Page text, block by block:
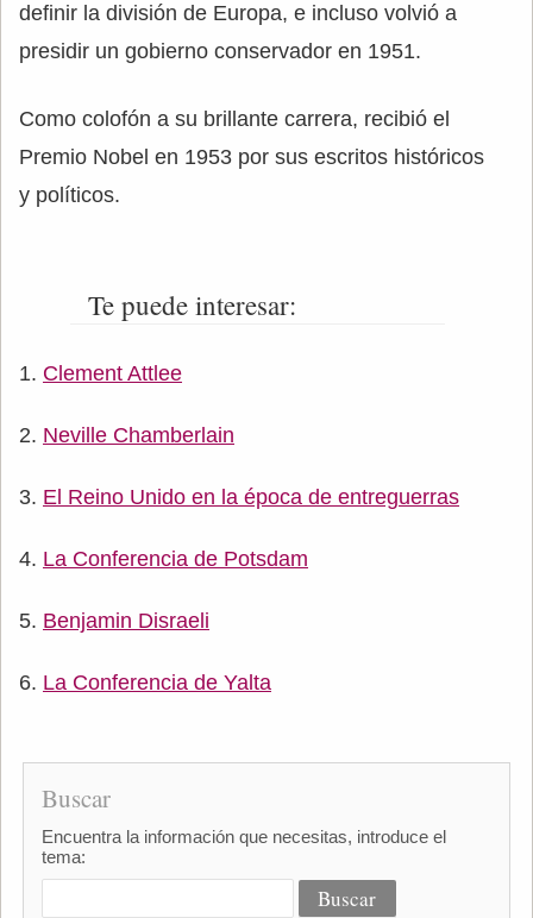
definir la división de Europa, e incluso volvió a
presidir un gobierno conservador en 1951.
Como colofón a su brillante carrera, recibió el
Premio Nobel en 1953 por sus escritos históricos
y políticos.
Te puede interesar:
Clement Attlee
Neville Chamberlain
El Reino Unido en la época de entreguerras
La Conferencia de Potsdam
Benjamin Disraeli
La Conferencia de Yalta
Buscar
Encuentra la información que necesitas, introduce el
tema: